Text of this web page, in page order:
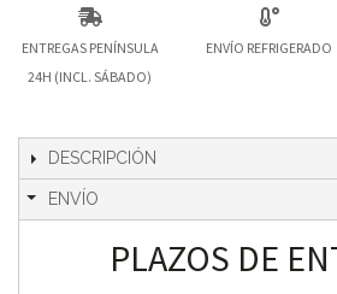
ENTREGAS PENÍNSULA
24H (INCL. SÁBADO)
ENVÍO REFRIGERADO
DESCRIPCIÓN
ENVÍO
PLAZOS DE